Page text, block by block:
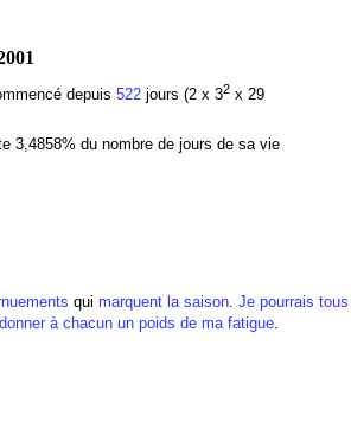
depuis 522jours (2 x 32x 29
3,4858% du nombre de jours de sa vie
qui marquent la saison.Je pourrais
à chacun un poids de ma fatigue.